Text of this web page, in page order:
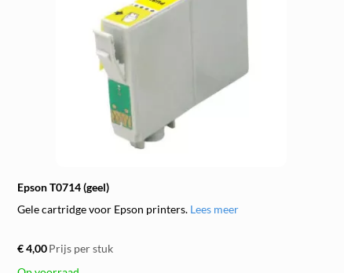
Epson T0714 (geel)
Gele cartridge voor Epson printers. Lees meer
€ 4,00Prijs per stuk